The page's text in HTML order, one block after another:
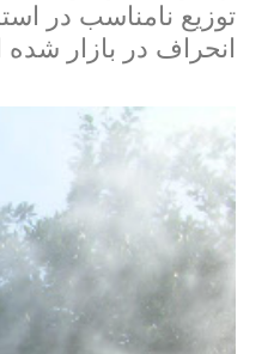
توزیع نامناسب در
انحراف در بازار شده